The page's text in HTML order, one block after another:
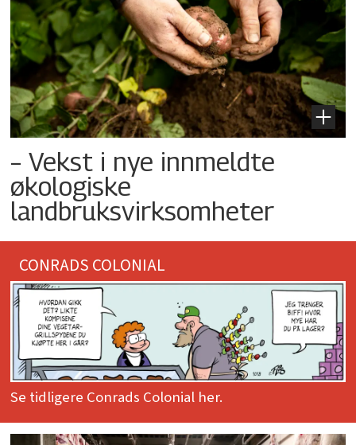
– Vekst i nye innmeldte
økologiske
landbruksvirksomheter
CONRADS COLONIAL
Se tidligere Conrads Colonial her.